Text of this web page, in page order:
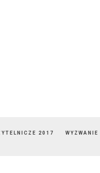
2017
WYZWANIE